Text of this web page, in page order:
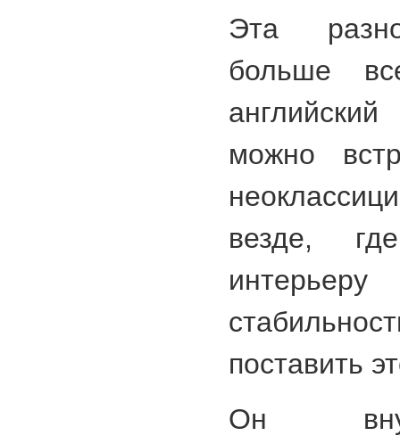
Эта
больше
можно
везде,
интерьеру
поставить
Он